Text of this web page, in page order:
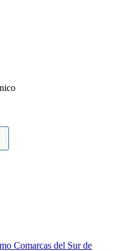
Comarcas del Sur de